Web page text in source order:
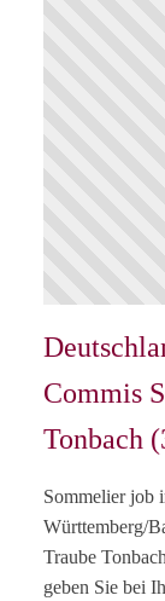
Commis
Tonbach
Sommelier job
Württemberg/
Traube
geben Sie bei